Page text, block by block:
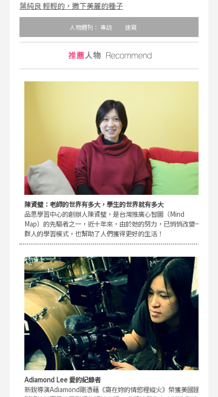
葉純良 輕輕的，撒下美麗的種子
人物週刊： 專訪 速寫
陳資璧：老師的世界有多大，學生的世界就有多大
品思學習中心的創辦人陳資璧，是台灣推廣心智圖（Mind
Map）的先驅者之一，近十年來，由於她的努力，已悄悄改變一
群人的學習模式，也幫助了人們獲得更好的生活！
Adiamond Lee 愛的紀錄者
新銳導演Adiamond剛憑藉《窩在妳的情慾裡縱火》榮獲美國國